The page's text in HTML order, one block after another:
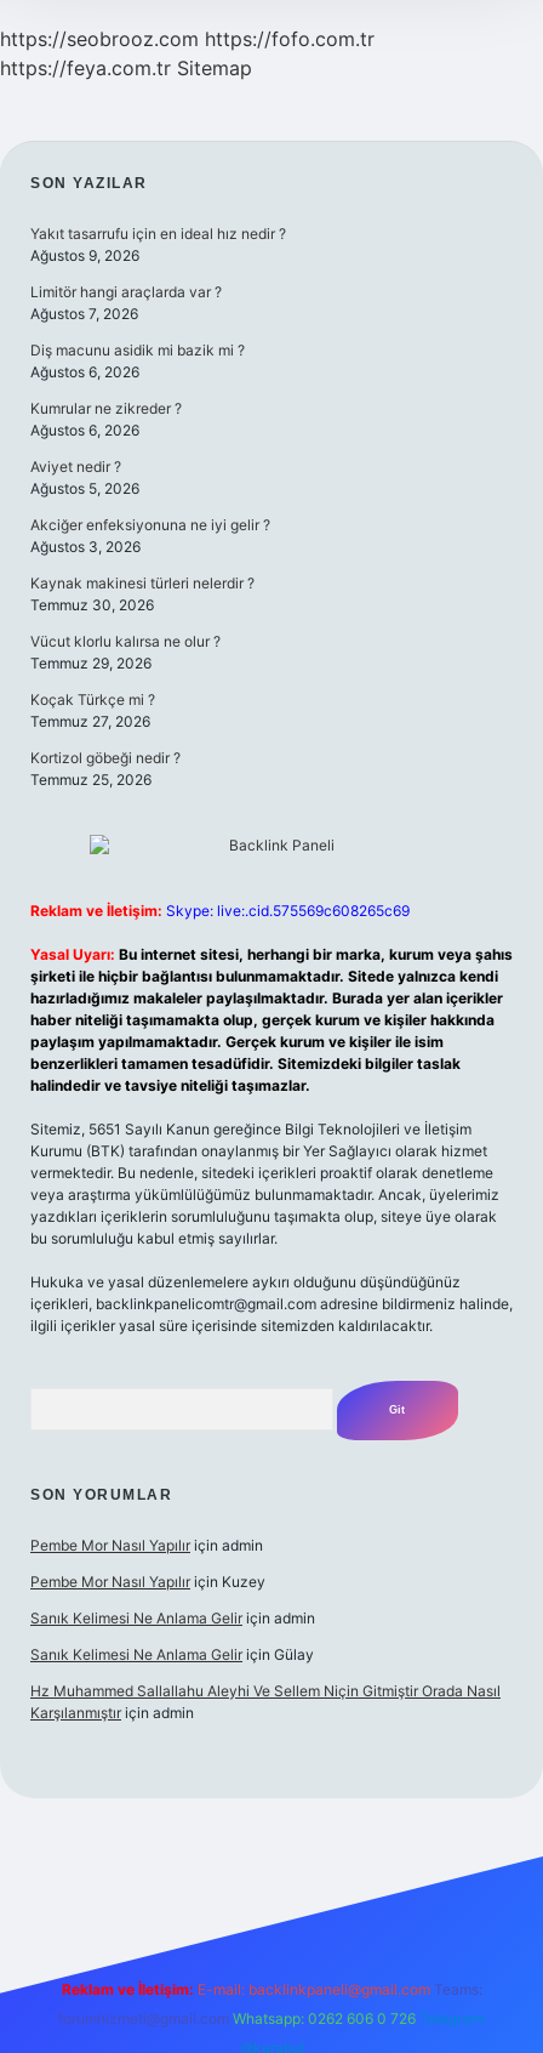
https://seobrooz.com https://fofo.com.tr
https://feya.com.tr Sitemap
SIDEBAR
SON YAZILAR
Yakıt tasarrufu için en ideal hız nedir ?
Ağustos 9, 2026
Limitör hangi araçlarda var ?
Ağustos 7, 2026
Diş macunu asidik mi bazik mi ?
Ağustos 6, 2026
Kumrular ne zikreder ?
Ağustos 6, 2026
Aviyet nedir ?
Ağustos 5, 2026
Akciğer enfeksiyonuna ne iyi gelir ?
Ağustos 3, 2026
Kaynak makinesi türleri nelerdir ?
Temmuz 30, 2026
Vücut klorlu kalırsa ne olur ?
Temmuz 29, 2026
Koçak Türkçe mi ?
Temmuz 27, 2026
Kortizol göbeği nedir ?
Temmuz 25, 2026
Reklam ve İletişim: Skype: live:.cid.575569c608265c69
Yasal Uyarı: Bu internet sitesi, herhangi bir marka, kurum veya şahıs
şirketi ile hiçbir bağlantısı bulunmamaktadır. Sitede yalnızca kendi
hazırladığımız makaleler paylaşılmaktadır. Burada yer alan içerikler
haber niteliği taşımamakta olup, gerçek kurum ve kişiler hakkında
paylaşım yapılmamaktadır. Gerçek kurum ve kişiler ile isim
benzerlikleri tamamen tesadüfidir. Sitemizdeki bilgiler taslak
halindedir ve tavsiye niteliği taşımazlar.
Sitemiz, 5651 Sayılı Kanun gereğince Bilgi Teknolojileri ve İletişim
Kurumu (BTK) tarafından onaylanmış bir Yer Sağlayıcı olarak hizmet
vermektedir. Bu nedenle, sitedeki içerikleri proaktif olarak denetleme
veya araştırma yükümlülüğümüz bulunmamaktadır. Ancak, üyelerimiz
yazdıkları içeriklerin sorumluluğunu taşımakta olup, siteye üye olarak
bu sorumluluğu kabul etmiş sayılırlar.
Hukuka ve yasal düzenlemelere aykırı olduğunu düşündüğünüz
içerikleri, backlinkpanelicomtr@gmail.com adresine bildirmeniz halinde,
ilgili içerikler yasal süre içerisinde sitemizden kaldırılacaktır.
SON YORUMLAR
Pembe Mor Nasıl Yapılır için admin
Pembe Mor Nasıl Yapılır için Kuzey
Sanık Kelimesi Ne Anlama Gelir için admin
Sanık Kelimesi Ne Anlama Gelir için Gülay
Hz Muhammed Sallallahu Aleyhi Ve Sellem Niçin Gitmiştir Orada Nasıl
Karşılanmıştır için admin
Reklam ve İletişim: E-mail: backlinkpaneli@gmail.com Teams:
forumhizmeti@gmail.com Whatsapp: 0262 606 0 726 Telegram:
@karabul